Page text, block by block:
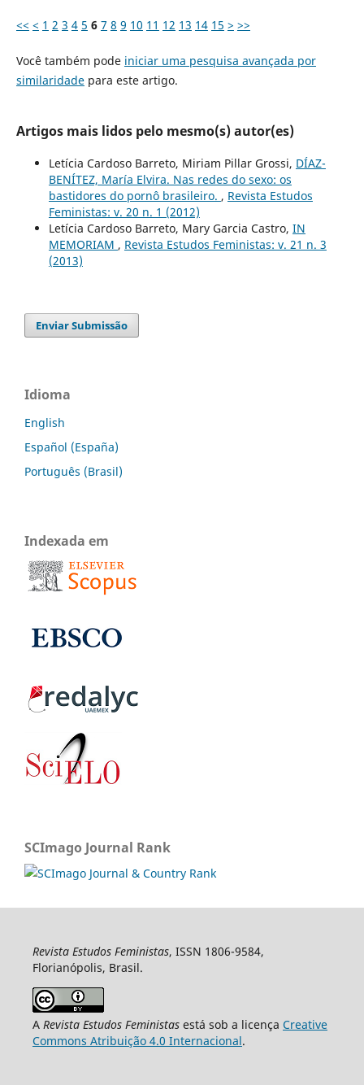
<< < 1 2 3 4 5 6 7 8 9 10 11 12 13 14 15 > >>
Você também pode iniciar uma pesquisa avançada por
similaridadepara este artigo.
Artigos mais lidos pelo mesmo(s) autor(es)
Letícia Cardoso Barreto, Miriam Pillar Grossi, DÍAZ-
BENÍTEZ, María Elvira. Nas redes do sexo: os
bastidores do pornô brasileiro. , Revista Estudos
Feministas: v. 20 n. 1 (2012)
Letícia Cardoso Barreto, Mary Garcia Castro, IN
MEMORIAM , Revista Estudos Feministas: v. 21 n. 3
(2013)
Enviar Submissão
Idioma
English
Español (España)
Português (Brasil)
Indexada em
SCImago Journal Rank
Revista Estudos Feministas, ISSN 1806-9584,
Florianópolis, Brasil.
A Revista Estudos Feministasestá sob a licença Creative
Commons Atribuição 4.0 Internacional.